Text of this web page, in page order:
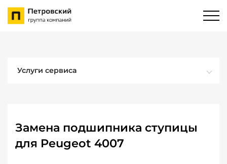
Услуги сервиса
Замена подшипника ступицы
для Peugeot 4007